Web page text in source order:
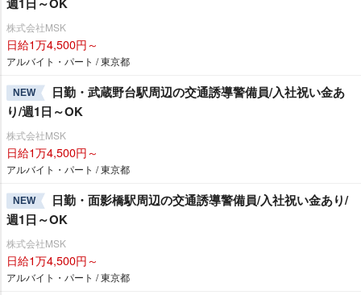
株式会社MSK
日給1万4,500円～
アルバイト・パート / 東京都
NEW
日勤・武蔵野台駅周辺の交通誘導警備員/入社祝い金あ
り/週1日～OK
株式会社MSK
日給1万4,500円～
アルバイト・パート / 東京都
NEW
日勤・面影橋駅周辺の交通誘導警備員/入社祝い金あり/
週1日～OK
株式会社MSK
日給1万4,500円～
アルバイト・パート / 東京都